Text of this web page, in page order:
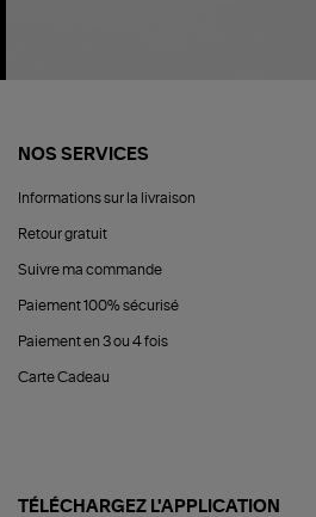
NOS SERVICES
Informations sur la livraison
Retour gratuit
Suivre ma commande
Paiement 100% sécurisé
Paiement en 3 ou 4 fois
Carte Cadeau
TÉLÉCHARGEZ L'APPLICATION